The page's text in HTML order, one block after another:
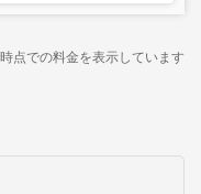
時点での料金を表示しています